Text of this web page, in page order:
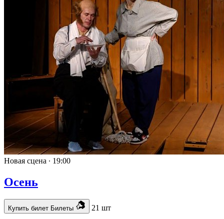
Новая сцена ∙ 19:00
Осень
Купить билет Билеты 21 шт